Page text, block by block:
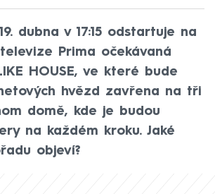
dubna v 17:15 odstartuje na
Prima očekávaná
HOUSE, ve které bude
hvězd zavřena na tři
domě, kde je budou
na každém kroku. Jaké
objeví?